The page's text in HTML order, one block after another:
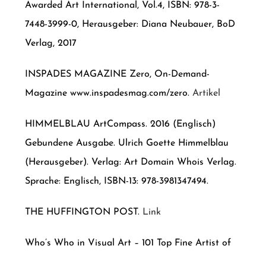
Awarded Art International, Vol.4, ISBN: 978-3-
7448-3999-0, Herausgeber: Diana Neubauer, BoD
Verlag, 2017
INSPADES MAGAZINE Zero, On-Demand-
Magazine www.inspadesmag.com/zero.Artikel
HIMMELBLAU ArtCompass. 2016 (Englisch)
Gebundene Ausgabe. Ulrich Goette Himmelblau
(Herausgeber). Verlag: Art Domain Whois Verlag.
Sprache: Englisch, ISBN-13: 978-3981347494.
THE HUFFINGTON POST. Link
Who’s Who in Visual Art – 101 Top Fine Artist of